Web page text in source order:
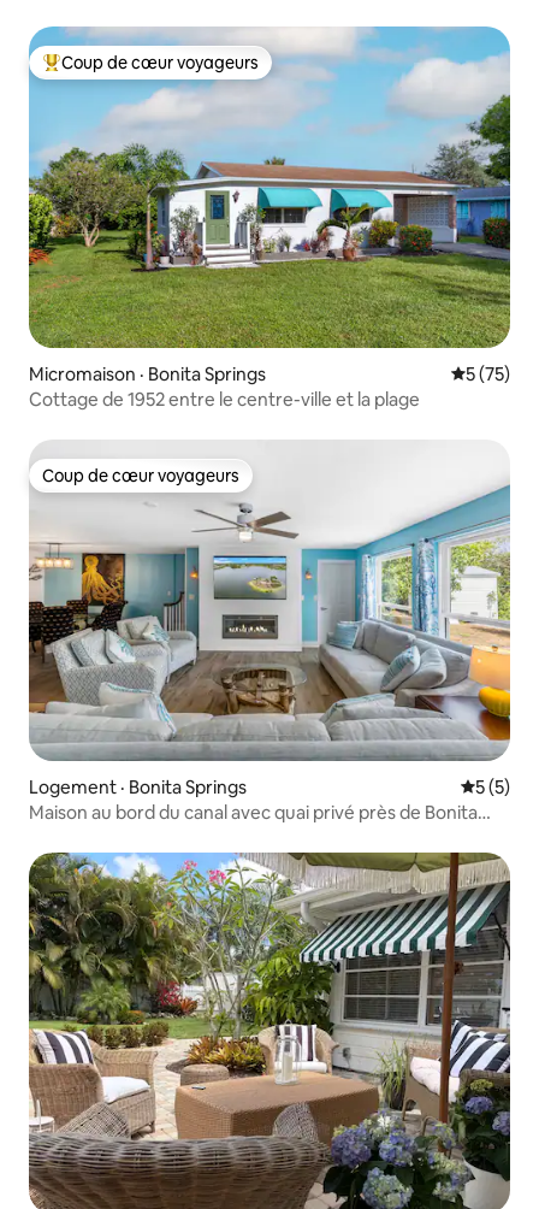
Coup de cœur voyageurs parmi les plus aimés
Coup de cœur voyageurs
Micromaison · Bonita Springs Note
5 (75)
Cottage de 1952 entre le centre-ville et la plage
Coup de cœur voyageurs
Coup de cœur voyageurs
Logement · Bonita Springs Note
5 (5)
Maison au bord du canal avec quai privé près de Bonita